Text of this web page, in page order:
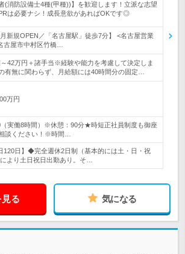
(消防設備士4種(甲種))】を歓迎します！立派な志望
は必要ナシ！成長意欲があればOKです◎
月新規OPEN／「名古屋駅」徒歩7分】 <名古屋営業
古屋市中村区竹橋…
～42万円＋諸手当※経験や能力を考慮して決定しま
有無に関わらず、月給額には40時間分の固定…
万円
（実働8時間）※休憩：90分★時短正社員制度も御座
談ください！※時間…
120日】◆完全週休2日制（基本的には土・日・祝
より土日祝日出勤あり。そ…
る 気になる